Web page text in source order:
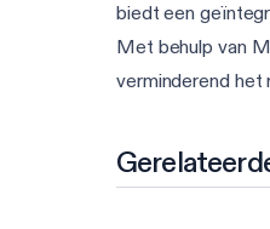
biedt een
Met behulp van
verminderend het